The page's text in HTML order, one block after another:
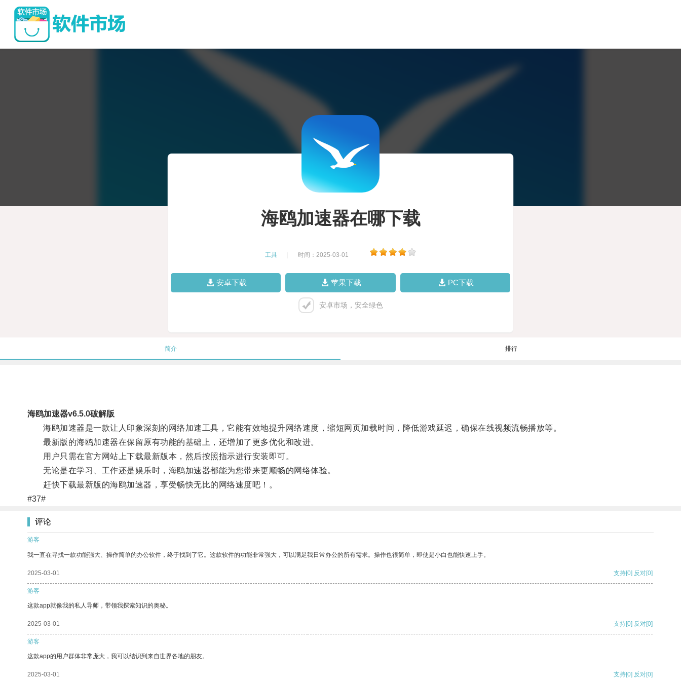
海鸥加速器在哪下载
工具 时间：2025-03-01
安卓下载 苹果下载 PC下载
安卓市场，安全绿色
简介 排行
海鸥加速器v6.5.0破解版
海鸥加速器是一款让人印象深刻的网络加速工具，它能有效地提升网络速度，缩短网页加载时间，降低游戏延迟，确保在线视频流畅播放等。
最新版的海鸥加速器在保留原有功能的基础上，还增加了更多优化和改进。
用户只需在官方网站上下载最新版本，然后按照指示进行安装即可。
无论是在学习、工作还是娱乐时，海鸥加速器都能为您带来更顺畅的网络体验。
赶快下载最新版的海鸥加速器，享受畅快无比的网络速度吧！。
#37#
评论
游客
我一直在寻找一款功能强大、操作简单的办公软件，终于找到了它。这款软件的功能非常强大，可以满足我日常办公的所有需求。操作也很简单，即使是小白也能快速上手。
2025-03-01 支持[0] 反对[0]
游客
这款app就像我的私人导师，带领我探索知识的奥秘。
2025-03-01 支持[0] 反对[0]
游客
这款app的用户群体非常庞大，我可以结识到来自世界各地的朋友。
2025-03-01 支持[0] 反对[0]